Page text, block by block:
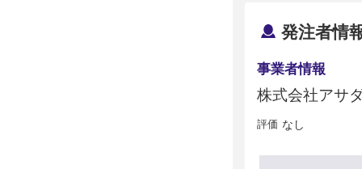
発注者情
事業者情報
株式会社アサ
評価 なし